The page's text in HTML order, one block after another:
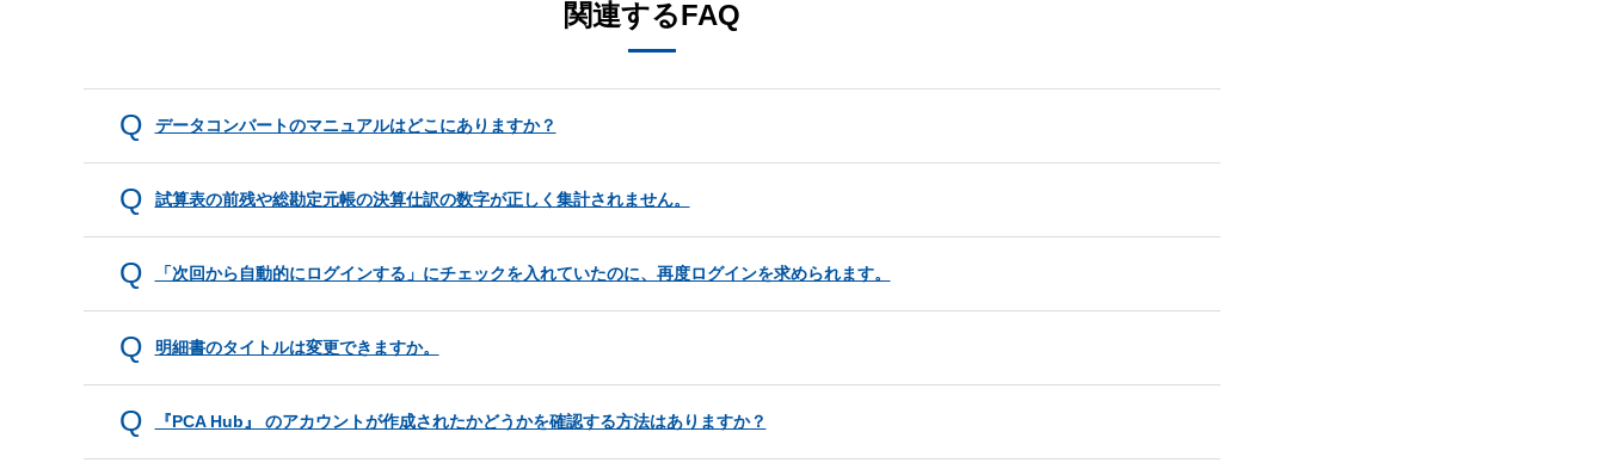
関連するFAQ
データコンバートのマニュアルはどこにありますか？
試算表の前残や総勘定元帳の決算仕訳の数字が正しく集計されません。
「次回から自動的にログインする」にチェックを入れていたのに、再度ログインを求められます。
明細書のタイトルは変更できますか。
『PCA Hub』 のアカウントが作成されたかどうかを確認する方法はありますか？